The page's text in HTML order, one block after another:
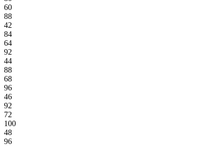
60
88
42
84
64
92
44
88
68
96
46
92
72
100
48
96